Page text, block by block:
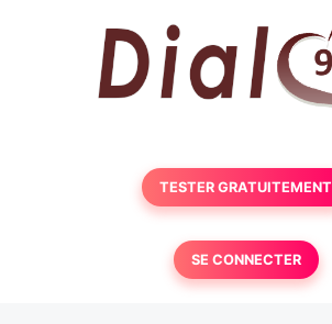
TESTER GRATUITEMENT
SE CONNECTER